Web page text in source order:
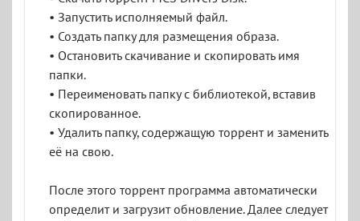
• Запустить исполняемый файл.
• Создать папку для размещения образа.
• Остановить скачивание и скопировать имя
папки.
• Переименовать папку с библиотекой, вставив
скопированное.
• Удалить папку, содержащую торрент и заменить
её на свою.
После этого торрент программа автоматически
определит и загрузит обновление. Далее следует